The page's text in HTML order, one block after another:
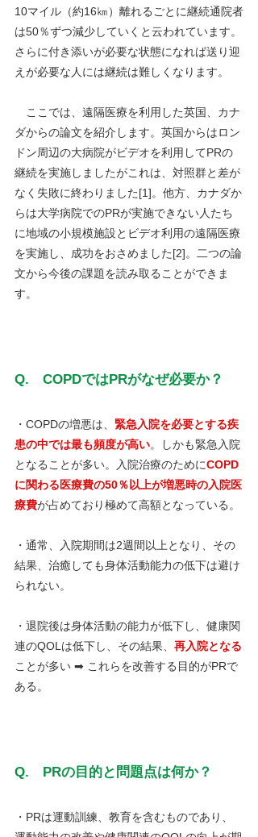
10マイル（約16㎞）離れるごとに継続通院者
は50％ずつ減少していくと云われています。
さらに付き添いが必要な状態になれば送り迎
えが必要な人には継続は難しくなります。
ここでは、遠隔医療を利用した英国、カナ
ダからの論文を紹介します。英国からはロン
ドン周辺の大病院がビデオを利用してPRの
継続を実施しましたがこれは、対照群と差が
なく失敗に終わりました[1]。他方、カナダか
らは大学病院でのPRが実施できない人たち
に地域の小規模施設とビデオ利用の遠隔医療
を実施し、成功をおさめました[2]。二つの論
文から今後の課題を読み取ることができま
す。
Q.　COPDではPRがなぜ必要か？
・COPDの増悪は、 緊急入院を必要とする疾
患の中では最も頻度が高い。しかも緊急入院
となることが多い。入院治療のためにCOPD
に関わる医療費の50％以上が増悪時の入院医
療費が占めており極めて高額となっている。
・通常、入院期間は2週間以上となり、その
結果、治癒しても身体活動能力の低下は避け
られない。
・退院後は身体活動の能力が低下し、健康関
連のQOLは低下し、その結果、 再入院となる
ことが多い ➡ これらを改善する目的がPRで
ある。
Q.　PRの目的と問題点は何か？
・PRは運動訓練、教育を含むものであり、